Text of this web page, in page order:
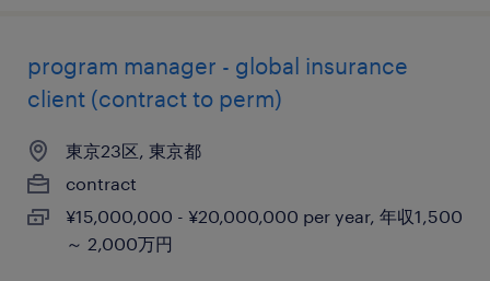
program manager - global insurance
client (contract to perm)
東京23区, 東京都
contract
¥15,000,000 - ¥20,000,000 per year, 年収1,500
～ 2,000万円